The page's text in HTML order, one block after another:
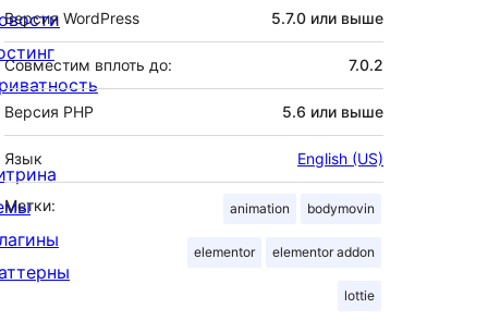
Версия WordPress 5.7.0 или выше
Совместим вплоть до: 7.0.2
Версия PHP 5.6 или выше
Язык English (US)
Метки: animation bodymovin
elementor elementor addon
lottie